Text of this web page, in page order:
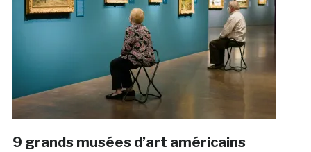
9 grands musées d’art américains